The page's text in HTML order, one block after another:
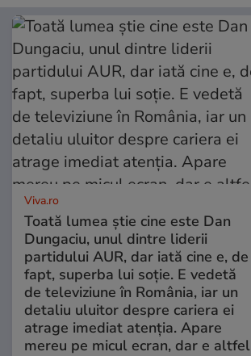
Viva.ro
Toată lumea știe cine este Dan
Dungaciu, unul dintre liderii
partidului AUR, dar iată cine e, de
fapt, superba lui soție. E vedetă
de televiziune în România, iar un
detaliu uluitor despre cariera ei
atrage imediat atenția. Apare
mereu pe micul ecran, dar e altfel